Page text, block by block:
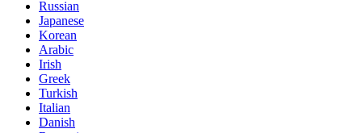
Russian
Japanese
Korean
Arabic
Irish
Greek
Turkish
Italian
Danish